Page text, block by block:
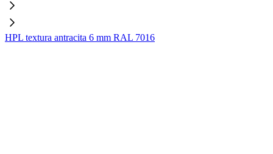
HPL textura antracita 6 mm RAL 7016